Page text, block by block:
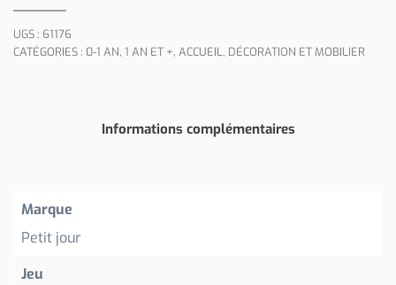
UGS : 61176
CATÉGORIES : 0-1 AN, 1 AN ET +, ACCUEIL, DÉCORATION ET MOBILIER
Informations complémentaires
Marque
Petit jour
Jeu